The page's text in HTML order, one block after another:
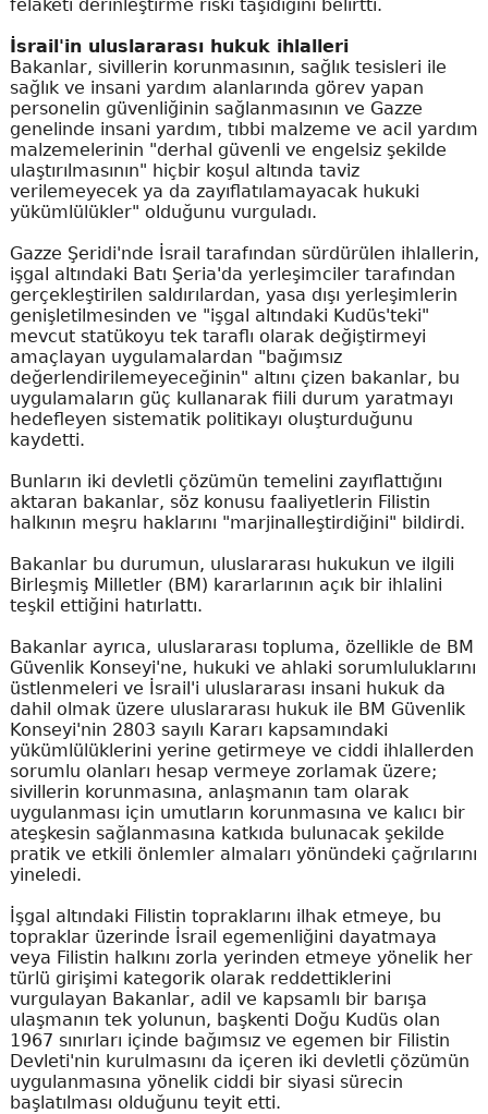
felaketi derinleştirme riski taşıdığını belirtti.
İsrail'in uluslararası hukuk ihlalleri
Bakanlar, sivillerin korunmasının, sağlık tesisleri ile
sağlık ve insani yardım alanlarında görev yapan
personelin güvenliğinin sağlanmasının ve Gazze
genelinde insani yardım, tıbbi malzeme ve acil yardım
malzemelerinin "derhal güvenli ve engelsiz şekilde
ulaştırılmasının" hiçbir koşul altında taviz
verilemeyecek ya da zayıflatılamayacak hukuki
yükümlülükler" olduğunu vurguladı.
Gazze Şeridi'nde İsrail tarafından sürdürülen ihlallerin,
işgal altındaki Batı Şeria'da yerleşimciler tarafından
gerçekleştirilen saldırılardan, yasa dışı yerleşimlerin
genişletilmesinden ve "işgal altındaki Kudüs'teki"
mevcut statükoyu tek taraflı olarak değiştirmeyi
amaçlayan uygulamalardan "bağımsız
değerlendirilemeyeceğinin" altını çizen bakanlar, bu
uygulamaların güç kullanarak fiili durum yaratmayı
hedefleyen sistematik politikayı oluşturduğunu
kaydetti.
Bunların iki devletli çözümün temelini zayıflattığını
aktaran bakanlar, söz konusu faaliyetlerin Filistin
halkının meşru haklarını "marjinalleştirdiğini" bildirdi.
Bakanlar bu durumun, uluslararası hukukun ve ilgili
Birleşmiş Milletler (BM) kararlarının açık bir ihlalini
teşkil ettiğini hatırlattı.
Bakanlar ayrıca, uluslararası topluma, özellikle de BM
Güvenlik Konseyi'ne, hukuki ve ahlaki sorumluluklarını
üstlenmeleri ve İsrail'i uluslararası insani hukuk da
dahil olmak üzere uluslararası hukuk ile BM Güvenlik
Konseyi'nin 2803 sayılı Kararı kapsamındaki
yükümlülüklerini yerine getirmeye ve ciddi ihlallerden
sorumlu olanları hesap vermeye zorlamak üzere;
sivillerin korunmasına, anlaşmanın tam olarak
uygulanması için umutların korunmasına ve kalıcı bir
ateşkesin sağlanmasına katkıda bulunacak şekilde
pratik ve etkili önlemler almaları yönündeki çağrılarını
yineledi.
İşgal altındaki Filistin topraklarını ilhak etmeye, bu
topraklar üzerinde İsrail egemenliğini dayatmaya
veya Filistin halkını zorla yerinden etmeye yönelik her
türlü girişimi kategorik olarak reddettiklerini
vurgulayan Bakanlar, adil ve kapsamlı bir barışa
ulaşmanın tek yolunun, başkenti Doğu Kudüs olan
1967 sınırları içinde bağımsız ve egemen bir Filistin
Devleti'nin kurulmasını da içeren iki devletli çözümün
uygulanmasına yönelik ciddi bir siyasi sürecin
başlatılması olduğunu teyit etti.